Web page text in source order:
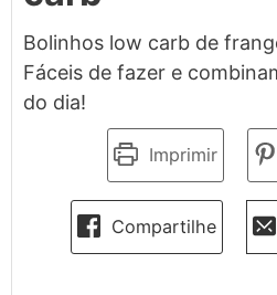
Bolinhos low carb de
Fáceis de fazer e
do dia!
Imprimir
Compartilhe